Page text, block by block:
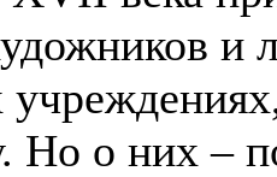
и
Но о них –